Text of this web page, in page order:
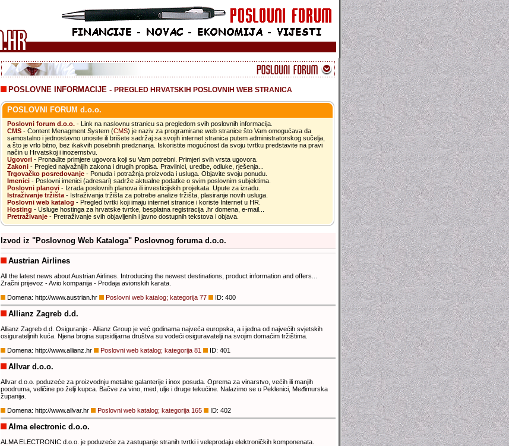
POSLOVNE INFORMACIJE - PREGLED HRVATSKIH POSLOVNIH WEB STRANICA
POSLOVNI FORUM d.o.o.
Poslovni forum d.o.o.- Link na naslovnu stranicu sa pregledom svih poslovnih informacija.
CMS- Content Menagment System (CMS) je naziv za programirane web stranice što Vam omogućava da
samostalno i jednostavno unosite ili brišete sadržaj sa svojih internet stranica putem administratorskog sučelja,
a što je vrlo bitno, bez ikakvih posebnih predznanja. Iskoristite mogućnost da svoju tvrtku predstavite na pravi
način u Hrvatskoj i inozemstvu.
Ugovori- Pronađite primjere ugovora koji su Vam potrebni. Primjeri svih vrsta ugovora.
Zakoni- Pregled najvažnijih zakona i drugih propisa. Pravilnici, uredbe, odluke, rješenja...
Trgovačko posredovanje- Ponuda i potražnja proizvoda i usluga. Objavite svoju ponudu.
Imenici- Poslovni imenici (adresari) sadrže aktualne podatke o svim poslovnim subjektima.
Poslovni planovi- Izrada poslovnih planova ili investicijskih projekata. Upute za izradu.
Istraživanje tržišta- Istraživanja tržišta za potrebe analize tržišta, plasiranje novih usluga.
Poslovni web katalog - Pregled tvrtki koji imaju internet stranice i koriste Internet u HR.
Hosting - Usluge hostinga za hrvatske tvrtke, besplatna registracija .hr domena, e-mail...
Pretraživanje- Pretraživanje svih objavljenih i javno dostupnih tekstova i objava.
Izvod iz "Poslovnog Web Kataloga" Poslovnog foruma d.o.o.
Austrian Airlines
All the latest news about Austrian Airlines. Introducing the newest destinations, product information and offers...
Zračni prijevoz - Avio kompanija - Prodaja avionskih karata.
Domena: http://www.austrian.hr
Poslovni web katalog; kategorija 77 ID: 400
Allianz Zagreb d.d.
Allianz Zagreb d.d. Osiguranje - Allianz Group je već godinama najveća europska, a i jedna od najvećih svjetskih
osigurateljnih kuća. Njena brojna supsidijarna društva su vodeći osiguravatelji na svojim domaćim tržištima.
Domena: http://www.allianz.hr
Poslovni web katalog; kategorija 81 ID: 401
Allvar d.o.o.
Allvar d.o.o. poduzeće za proizvodnju metalne galanterije i inox posuda. Oprema za vinarstvo, većih ili manjih
poodruma, veličine po želji kupca. Bačve za vino, med, ulje i druge tekućine. Nalazimo se u Peklenici, Međimurska
županija.
Domena: http://www.allvar.hr
Poslovni web katalog; kategorija 165 ID: 402
Alma electronic d.o.o.
ALMA ELECTRONIC d.o.o. je poduzeće za zastupanje stranih tvrtki i veleprodaju elektroničkih komponenata.